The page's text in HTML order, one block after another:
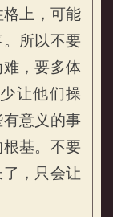
上，可能
所以不要
，要多体
让他们操
意义的事
基。不要
，只会让